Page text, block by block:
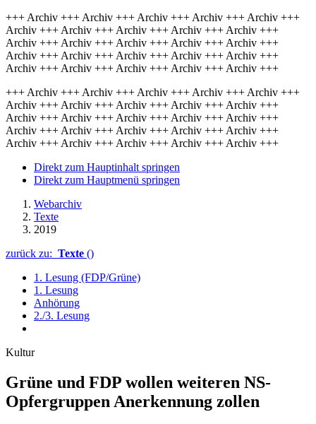
+++ Archiv +++ Archiv +++ Archiv +++ Archiv +++ Archiv +++
Archiv +++ Archiv +++ Archiv +++ Archiv +++ Archiv +++
Archiv +++ Archiv +++ Archiv +++ Archiv +++ Archiv +++
Archiv +++ Archiv +++ Archiv +++ Archiv +++ Archiv +++
Archiv +++ Archiv +++ Archiv +++ Archiv +++ Archiv +++
+++ Archiv +++ Archiv +++ Archiv +++ Archiv +++ Archiv +++
Archiv +++ Archiv +++ Archiv +++ Archiv +++ Archiv +++
Archiv +++ Archiv +++ Archiv +++ Archiv +++ Archiv +++
Archiv +++ Archiv +++ Archiv +++ Archiv +++ Archiv +++
Archiv +++ Archiv +++ Archiv +++ Archiv +++ Archiv +++
Direkt zum Hauptinhalt springen
Direkt zum Hauptmenü springen
Webarchiv
Texte
2019
zurück zu: Texte ()
1. Lesung (FDP/Grüne)
1. Lesung
Anhörung
2./3. Lesung
Kultur
Grüne und FDP wollen weite­ren NS-
Opfergruppen Anerken­nung zollen